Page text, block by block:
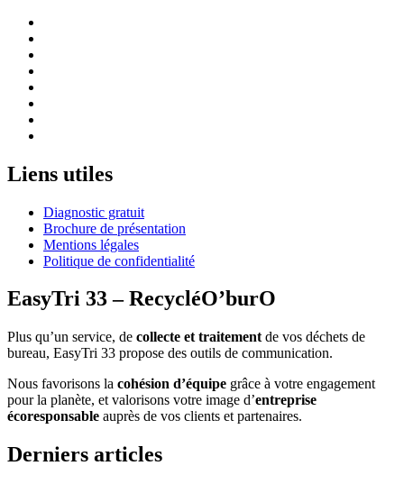
Liens utiles
Diagnostic gratuit
Brochure de présentation
Mentions légales
Politique de confidentialité
EasyTri 33 – RecycléO’burO
Plus qu’un service, de collecte et traitement de vos déchets de
bureau, EasyTri 33 propose des outils de communication.
Nous favorisons la cohésion d’équipe grâce à votre engagement
pour la planète, et valorisons votre image d’entreprise
écoresponsable auprès de vos clients et partenaires.
Derniers articles